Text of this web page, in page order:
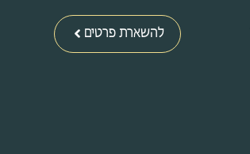
להשארת פרטים